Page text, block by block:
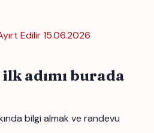
Edilir15.06.2026
ilk adımı burada
bilgi almak ve randevu